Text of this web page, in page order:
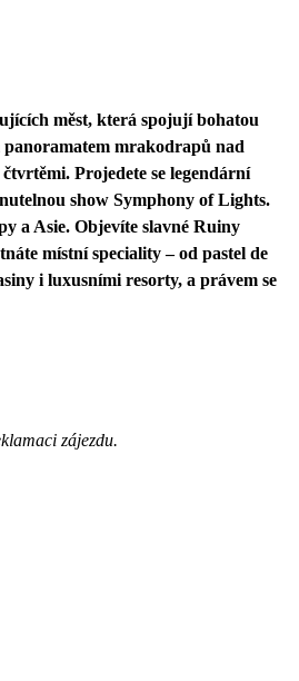
měst, která spojují bohatou
mrakodrapů nad
Projedete se legendární
show Symphony of Lights.
a Asie. Objevíte slavné Ruiny
místní speciality – od pastel de
i luxusními resorty, a právem se
zájezdu.